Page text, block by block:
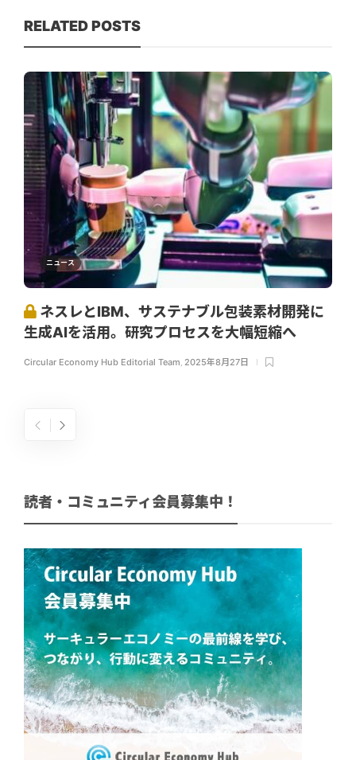
RELATED POSTS
ニュース
ネスレとIBM、サステナブル包装素材開発に
生成AIを活用。研究プロセスを大幅短縮へ
Circular Economy Hub Editorial Team, 2025年8月27日
読者・コミュニティ会員募集中！